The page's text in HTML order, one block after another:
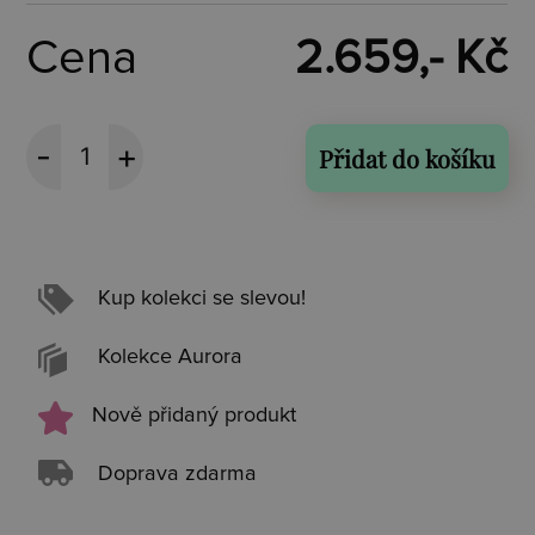
Cena 2.659,- Kč
Přidat do košíku
Kup kolekci se slevou!
Kolekce Aurora
Nově přidaný produkt
Doprava zdarma